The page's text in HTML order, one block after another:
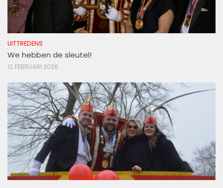
UITTREDENS
We hebben de sleutel!
12 FEBRUARI 2026